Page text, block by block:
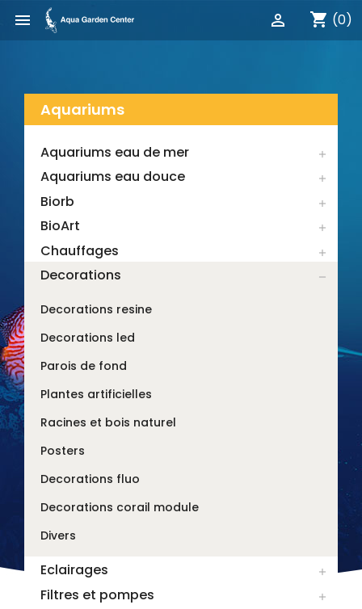
 shopping_cart (0)

Aquariums
Aquariums eau de mer 
Aquariums eau douce 
Biorb 
BioArt 
Chauffages 
Decorations 
Decorations resine
Decorations led
Parois de fond
Plantes artificielles
Racines et bois naturel
Posters
Decorations fluo
Decorations corail module
Divers
Eclairages 
Filtres et pompes 